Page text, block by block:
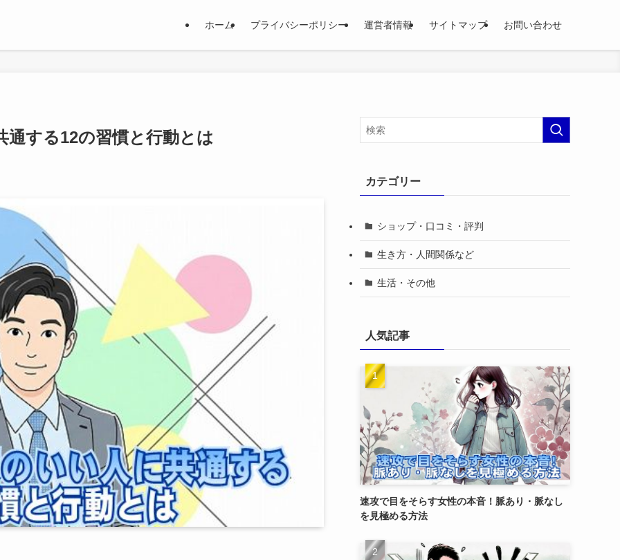
ホーム プライバシーポリシー 運営者情報 サイトマップ お問い合わせ
通する12の習慣と行動とは
カテゴリー
ショップ・口コミ・評判
生き方・人間関係など
生活・その他
人気記事
速攻で目をそらす女性の本音！脈あり・脈なし
を見極める方法